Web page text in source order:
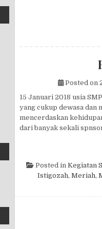
Posted on
15 Januari 2018 usia
yang cukup dewasa dan
mencerdaskan
dari banyak sekali
Posted in Kegiatan
Istigozah, Meriah,